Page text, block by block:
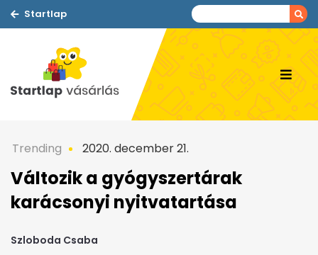
Startlap
Trending 2020. december 21.
Változik a gyógyszertárak
karácsonyi nyitvatartása
Szloboda Csaba